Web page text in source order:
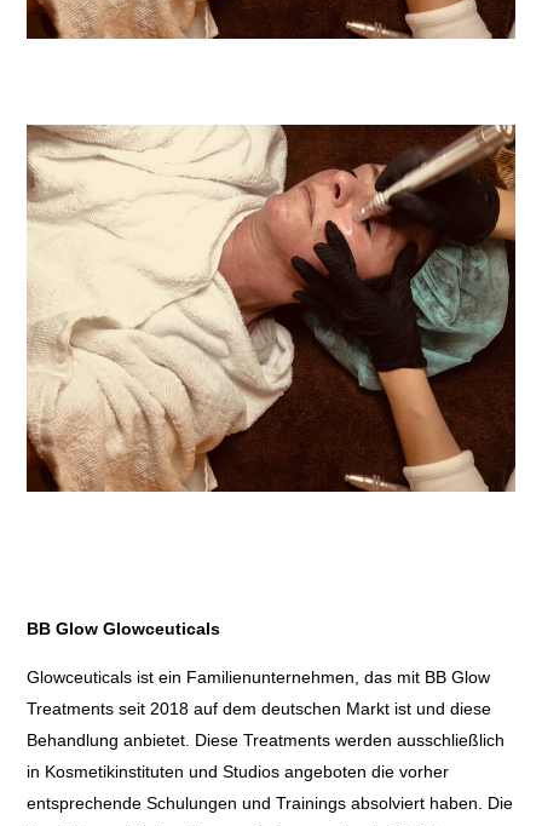
BB Glow Glowceuticals
Glowceuticals ist ein Familienunternehmen, das mit BB Glow
Treatments seit 2018 auf dem deutschen Markt ist und diese
Behandlung anbietet. Diese Treatments werden ausschließlich
in Kosmetikinstituten und Studios angeboten die vorher
entsprechende Schulungen und Trainings absolviert haben. Die